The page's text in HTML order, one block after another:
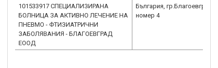
101533917 СПЕЦИАЛИЗИРАНА
БОЛНИЦА ЗА АКТИВНО ЛЕЧЕНИЕ НА
ПНЕВМО - ФТИЗИАТРИЧНИ
ЗАБОЛЯВАНИЯ - БЛАГОЕВГРАД
ЕООД
България,
номер 4